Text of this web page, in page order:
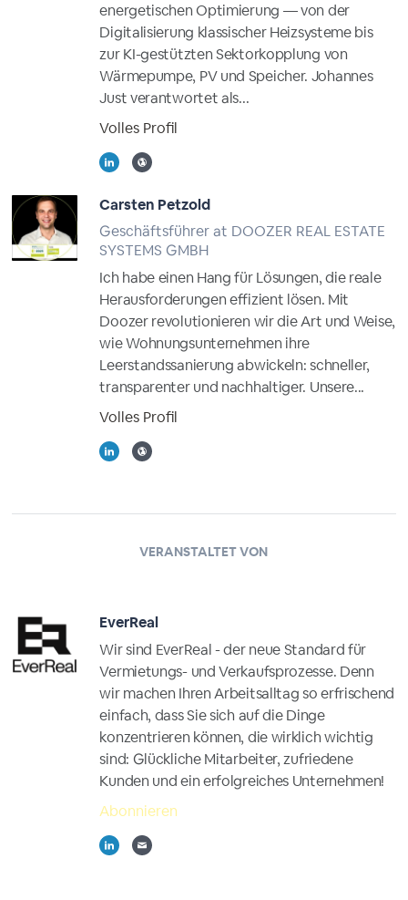
energetischen Optimierung — von der
Digitalisierung klassischer Heizsysteme bis
zur KI-gestützten Sektorkopplung von
Wärmepumpe, PV und Speicher. Johannes
Just verantwortet als...
Volles Profil
Carsten Petzold
Geschäftsführer at DOOZER REAL ESTATE
SYSTEMS GMBH
Ich habe einen Hang für Lösungen, die reale
Herausforderungen effizient lösen. Mit
Doozer revolutionieren wir die Art und Weise,
wie Wohnungsunternehmen ihre
Leerstandssanierung abwickeln: schneller,
transparenter und nachhaltiger. Unsere...
Volles Profil
VERANSTALTET VON
EverReal
Wir sind EverReal - der neue Standard für
Vermietungs- und Verkaufsprozesse. Denn
wir machen Ihren Arbeitsalltag so erfrischend
einfach, dass Sie sich auf die Dinge
konzentrieren können, die wirklich wichtig
sind: Glückliche Mitarbeiter, zufriedene
Kunden und ein erfolgreiches Unternehmen!
Abonnieren